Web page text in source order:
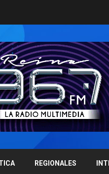
REGIONALES